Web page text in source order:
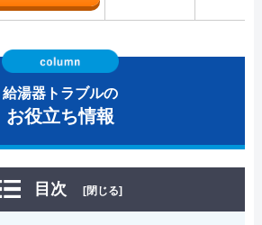
給湯器トラブルの
お役立ち情報
目次 [閉じる]